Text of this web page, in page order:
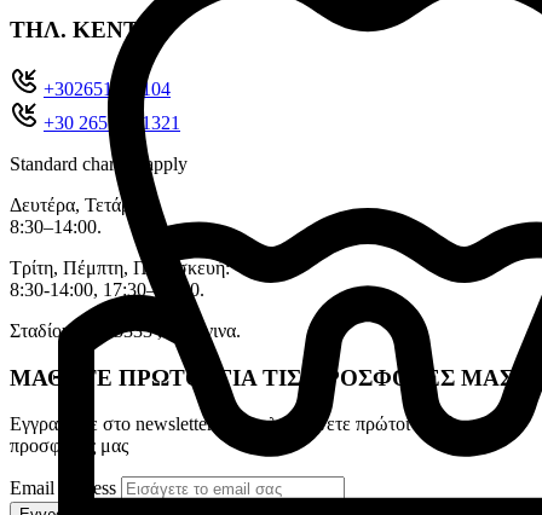
ΤΗΛ. ΚΕΝΤΡΟ
+302651022104
+30 26510 71321
Standard charges apply
Δευτέρα, Τετάρτη:
8:30–14:00.
Τρίτη, Πέμπτη, Παρασκευή:
8:30-14:00, 17:30–20:30.
Σταδίου 11, 45333 , Ιωάννινα.
ΜΑΘΕΤΕ ΠΡΩΤΟΙ ΓΙΑ ΤΙΣ ΠΡΟΣΦΟΡΕΣ ΜΑΣ
Εγγραφείτε στο newsletter για να λαμβάνετε πρώτοι τα νέα και τις
προσφορές μας
Email address